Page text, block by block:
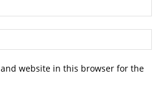
and website in this browser for the